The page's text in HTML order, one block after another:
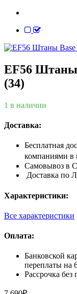
EF56
(34)
1 в наличии
Доставка:
Бесплатная
компаниями в
Самовывоз в
Доставка по
Характеристики:
Все характеристики
Оплата:
Банковской
переплаты на
Рассрочка без